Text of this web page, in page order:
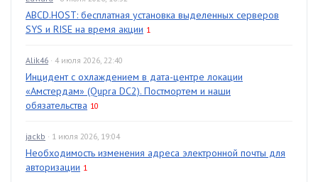
ABCD.HOST: бесплатная установка выделенных серверов
SYS и RISE на время акции 1
Alik46 · 4 июля 2026, 22:40
Инцидент с охлаждением в дата-центре локации
«Амстердам» (Qupra DC2). Постмортем и наши
обязательства 10
jackb · 1 июля 2026, 19:04
Необходимость изменения адреса электронной почты для
авторизации 1